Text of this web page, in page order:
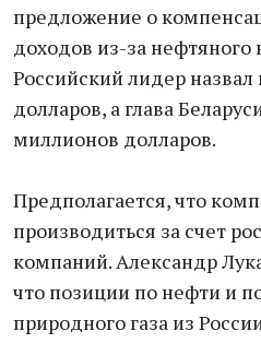
предложение о
доходов из-за нефтяного
Российский лидер
долларов, а глава
миллионов долларов.
Предполагается, что
производиться за счет
компаний. Александр
что позиции по нефти и
природного газа из